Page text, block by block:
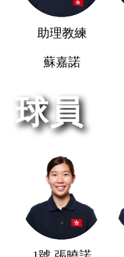
助理教練
蘇嘉諾
球員